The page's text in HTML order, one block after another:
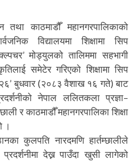
तथा काठमाडौँ महानगरपालिकाको
विद्यालयमा शिक्षामा सिप
मोड्युलको तालिममा सहभागी
समेटेर गरिएको शिक्षामा सिप
बुधवार (२०८३ वैशाख १६ गते) बाट
नेपाल ललितकला प्रज्ञा–
र काठमाडौँ महानगरपालिका शिक्षा
।
कुलपति नारदमणि हार्तम्छालीले
प्रदर्शनीमा देख्न पाउँदा खुसी लागेको